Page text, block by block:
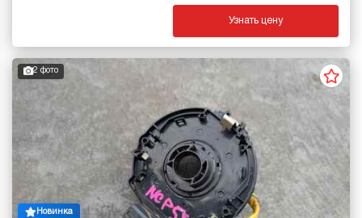
Узнать цену
2 фото
Новинка